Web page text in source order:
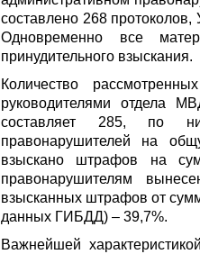
составлено 268
Одновременно все
принудительного взыскания.
Количество
руководителями отдела
составляет 285, по
правонарушителей на
взыскано штрафов на
правонарушителям
взысканных штрафов от
данных ГИБДД) – 39,7%.
Важнейшей